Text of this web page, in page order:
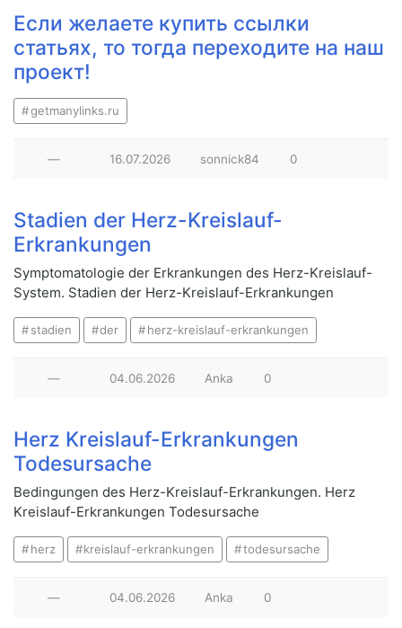
Если желаете купить ссылки
статьях, то тогда переходите на наш
проект!
getmanylinks.ru
— 16.07.2026 sonnick84 0
Stadien der Herz-Kreislauf-
Erkrankungen
Symptomatologie der Erkrankungen des Herz-Kreislauf-
System. Stadien der Herz-Kreislauf-Erkrankungen
stadien der herz-kreislauf-erkrankungen
— 04.06.2026 Anka 0
Herz Kreislauf-Erkrankungen
Todesursache
Bedingungen des Herz-Kreislauf-Erkrankungen. Herz
Kreislauf-Erkrankungen Todesursache
herz kreislauf-erkrankungen todesursache
— 04.06.2026 Anka 0